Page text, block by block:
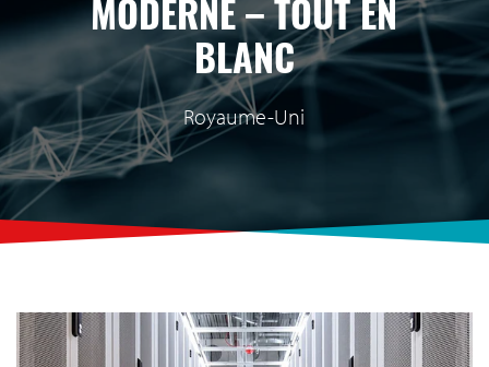
MODERNE – TOUT EN
BLANC
Royaume-Uni